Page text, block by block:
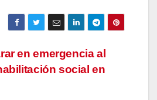
en emergencia al
social en